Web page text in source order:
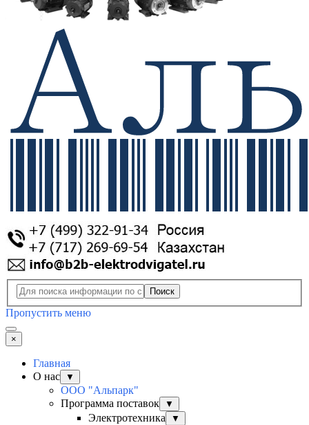
Поиск
Пропустить меню
×
Главная
О нас
▼
ООО "Альпарк"
Программа поставок
▼
Электротехника ▼